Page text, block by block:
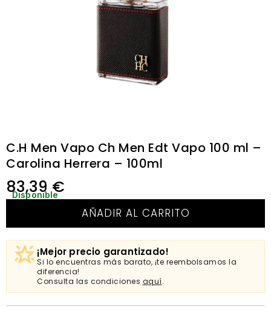
C.H Men Vapo Ch Men Edt Vapo 100 ml –
Carolina Herrera – 100ml
83,39€
Disponible
AÑADIR AL CARRITO
¡Mejor precio garantizado!
Si lo encuentras más barato, ¡te reembolsamos la
diferencia!
Consulta las condiciones aquí.